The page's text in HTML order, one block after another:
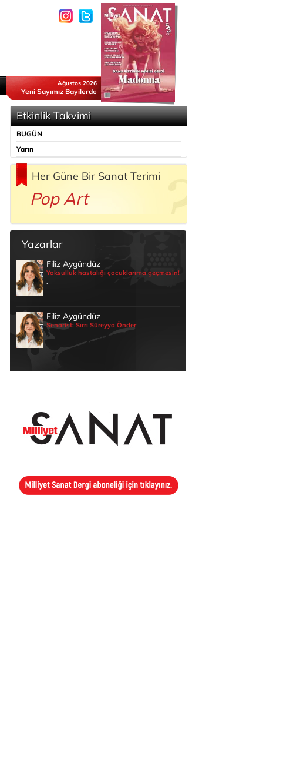
Ağustos 2026
Yeni Sayımız Bayilerde
Etkinlik Takvimi
BUGÜN
Yarın
Her Güne Bir Sanat Terimi
Pop Art
Yazarlar
Filiz Aygündüz
Yoksulluk hastalığı çocuklarıma geçmesin!
.
Filiz Aygündüz
Senarist: Sırrı Süreyya Önder
.